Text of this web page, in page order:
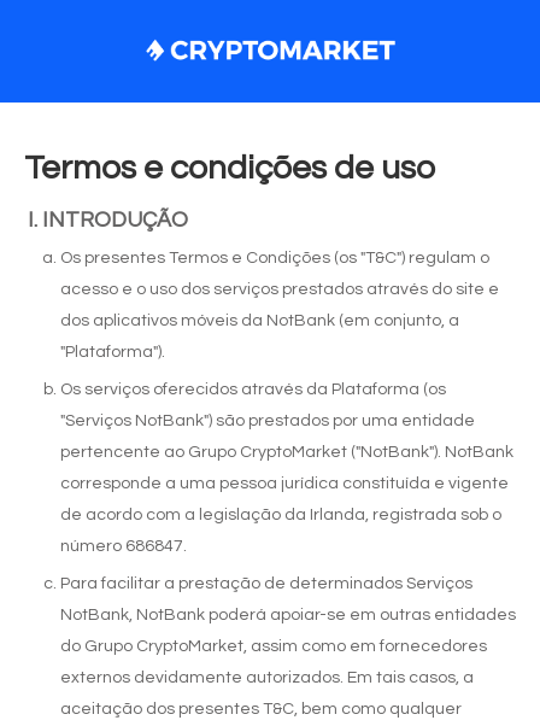
Termos e condições de uso
INTRODUÇÃO
Os presentes Termos e Condições (os "T&C") regulam o
acesso e o uso dos serviços prestados através do site e
dos aplicativos móveis da NotBank (em conjunto, a
"Plataforma").
Os serviços oferecidos através da Plataforma (os
"Serviços NotBank") são prestados por uma entidade
pertencente ao Grupo CryptoMarket ("NotBank"). NotBank
corresponde a uma pessoa jurídica constituída e vigente
de acordo com a legislação da Irlanda, registrada sob o
número 686847.
Para facilitar a prestação de determinados Serviços
NotBank, NotBank poderá apoiar-se em outras entidades
do Grupo CryptoMarket, assim como em fornecedores
externos devidamente autorizados. Em tais casos, a
aceitação dos presentes T&C, bem como qualquer